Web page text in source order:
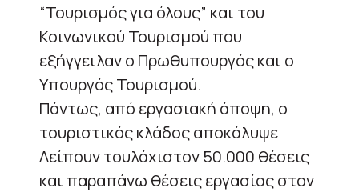
“Τουρισμός για όλους” και του
Κοινωνικού Τουρισμού που
εξήγγειλαν ο Πρωθυπουργός και ο
Υπουργός Τουρισμού.
Πάντως, από εργασιακή άποψη, ο
τουριστικός κλάδος αποκάλυψε
Λείπουν τουλάχιστον 50.000 θέσεις
και παραπάνω θέσεις εργασίας στον